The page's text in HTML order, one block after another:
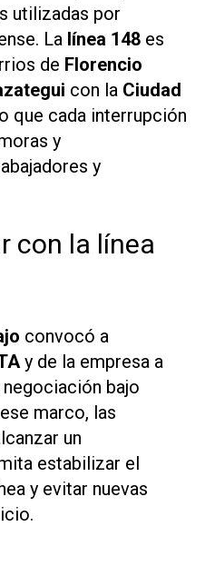
utilizadas por
La línea 148 es
de Florencio
con la Ciudad
que cada interrupción
y
y
con la línea
convocó a
y de la empresa a
bajo
marco, las
un
estabilizar el
y evitar nuevas